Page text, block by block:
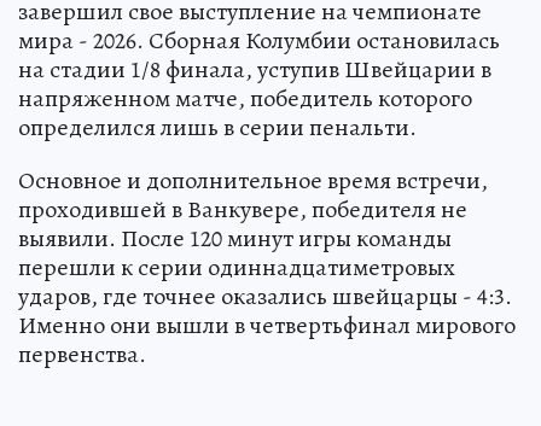
завершил свое выступление на чемпионате
мира - 2026. Сборная Колумбии остановилась
на стадии 1/8 финала, уступив Швейцарии в
напряженном матче, победитель которого
определился лишь в серии пенальти.
Основное и дополнительное время встречи,
проходившей в Ванкувере, победителя не
выявили. После 120 минут игры команды
перешли к серии одиннадцатиметровых
ударов, где точнее оказались швейцарцы - 4:3.
Именно они вышли в четвертьфинал мирового
первенства.